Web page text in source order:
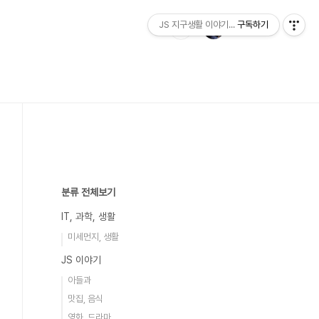
분류 전체보기
IT, 과학, 생활
미세먼지, 생활
JS 이야기
아들과
맛집, 음식
JS 지구생활 이야기... 구독하기